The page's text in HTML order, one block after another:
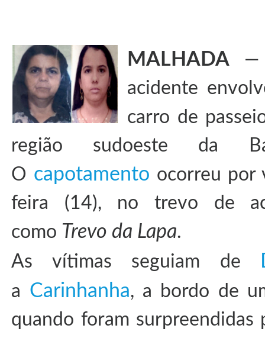
MALHADA
—
acidente
carro de
região sudoeste da
O capotamento ocorreu por
feira (14), no trevo de
como Trevo da Lapa.
As vítimas seguiam de
a Carinhanha, a bordo de
quando foram surpreendidas